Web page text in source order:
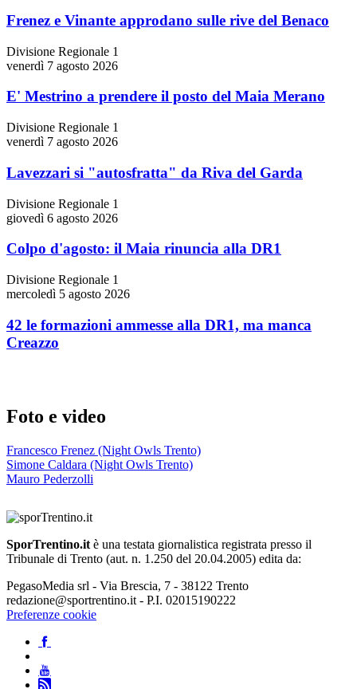
Frenez e Vinante approdano sulle rive del Benaco
Divisione Regionale 1
venerdì 7 agosto 2026
E' Mestrino a prendere il posto del Maia Merano
Divisione Regionale 1
venerdì 7 agosto 2026
Lavezzari si "autosfratta" da Riva del Garda
Divisione Regionale 1
giovedì 6 agosto 2026
Colpo d'agosto: il Maia rinuncia alla DR1
Divisione Regionale 1
mercoledì 5 agosto 2026
42 le formazioni ammesse alla DR1, ma manca
Creazzo
Foto e video
Francesco Frenez (Night Owls Trento)
Simone Caldara (Night Owls Trento)
Mauro Pederzolli
SporTrentino.it è una testata giornalistica registrata presso il
Tribunale di Trento (aut. n. 1.250 del 20.04.2005) edita da:
PegasoMedia srl - Via Brescia, 7 - 38122 Trento
redazione@sportrentino.it - P.I. 02015190222
Preferenze cookie